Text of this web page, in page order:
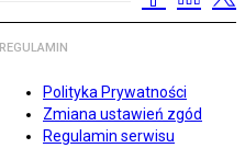
REGULAMIN
Polityka Prywatności
Zmiana ustawień zgód
Regulamin serwisu